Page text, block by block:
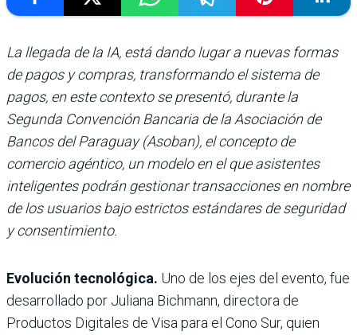
La llegada de la IA, está dando lugar a nuevas formas
de pagos y compras, transformando el sistema de
pagos, en este contexto se presentó, durante la
Segunda Convención Bancaria de la Asociación de
Bancos del Paraguay (Asoban), el concepto de
comercio agéntico, un modelo en el que asistentes
inteligentes podrán gestionar transacciones en nombre
de los usuarios bajo estrictos estándares de seguridad
y consentimiento.
Evolución tecnológica. Uno de los ejes del evento, fue
desarrollado por Juliana Bichmann, directora de
Productos Digitales de Visa para el Cono Sur, quien